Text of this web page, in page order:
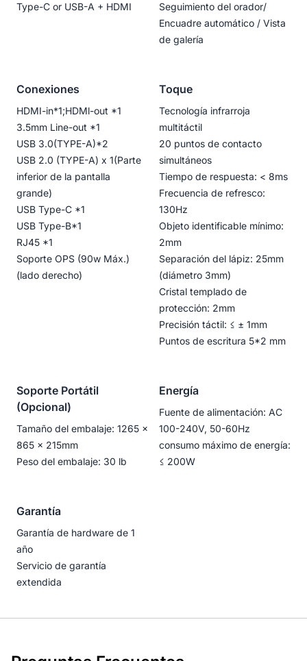
Type-C or USB-A + HDMI
Seguimiento del orador/
Encuadre automático / Vista
de galería
Conexiones
HDMI-in*1;HDMl-out *1
3.5mm Line-out *1
USB 3.0(TYPE-A)*2
USB 2.0 (TYPE-A) x 1(Parte
inferior de la pantalla
grande)
USB Type-C *1
USB Type-B*1
RJ45 *1
Soporte OPS (90w Máx.)
(lado derecho)
Toque
Tecnología infrarroja
multitáctil
20 puntos de contacto
simultáneos
Tiempo de respuesta: < 8ms
Frecuencia de refresco:
130Hz
Objeto identificable mínimo:
2mm
Separación del lápiz: 25mm
(diámetro 3mm)
Cristal templado de
protección: 2mm
Precisión táctil: ≤ ± 1mm
Puntos de escritura 5*2 mm
Soporte Portátil
(Opcional)
Tamaño del embalaje: 1265 ×
865 × 215mm
Peso del embalaje: 30 lb
Energía
Fuente de alimentación: AC
100-240V, 50-60Hz
consumo máximo de energía:
≤ 200W
Garantía
Garantía de hardware de 1
año
Servicio de garantía
extendida